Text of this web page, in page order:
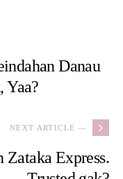
Danau
Yaa?
NEXT ARTICLE —
Express.